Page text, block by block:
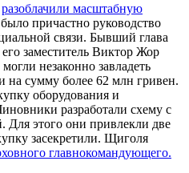
разоблачили масштабную
причастно руководство
связи. Бывший глава
заместитель Виктор Жор
незаконно завладеть
на сумму более 62 млн гривен.
оборудования и
разработали схему с
Для этого они привлекли две
засекретили. Щиголя
главнокомандующего.